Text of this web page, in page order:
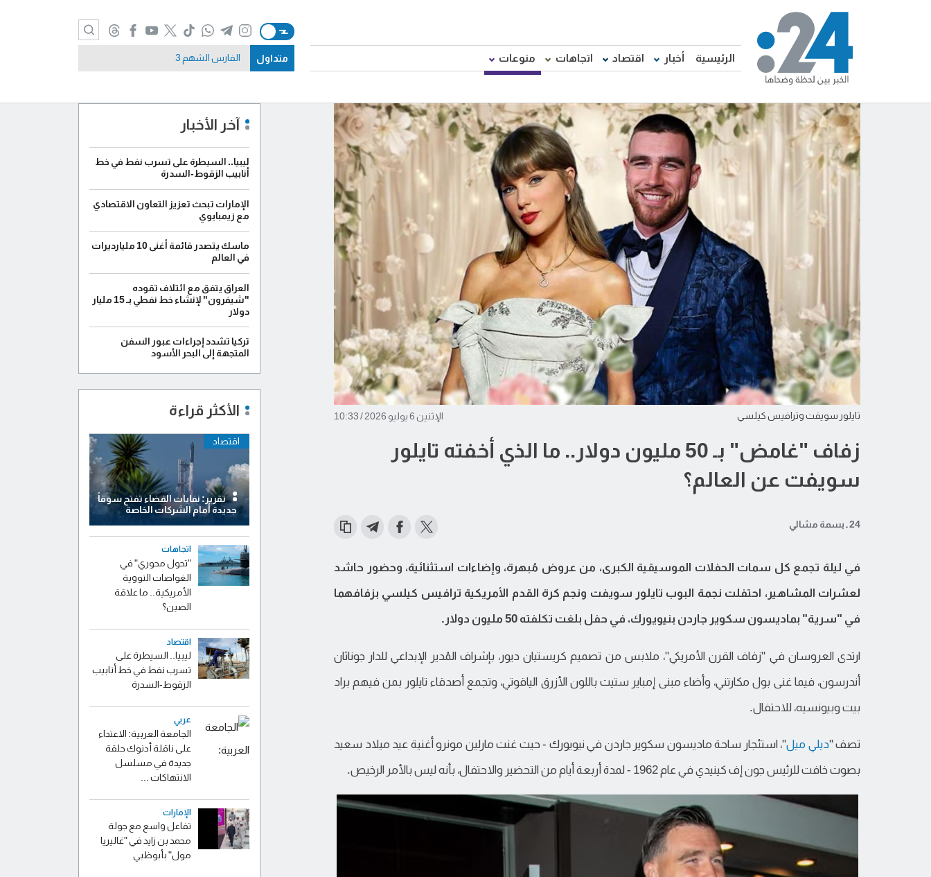
الرئيسية أخبار اقتصاد اتجاهات منوعات متداول الفارس الشهم 3
تايلور سويفت وترافيس كيلسي الإثنين 6 يوليو 2026 / 10:33
زفاف "غامض" بـ 50 مليون دولار.. ما الذي أخفته تايلور
سويفت عن العالم؟
24 ـ بسمة مشالي
في ليلة تجمع كل سمات الحفلات الموسيقية الكبرى، من عروض مُبهرة، وإضاءات استثنائية، وحضور حاشد
لعشرات المشاهير، احتفلت نجمة البوب تايلور سويفت ونجم كرة القدم الأمريكية ترافيس كيلسي بزفافهما
في "سرية" بماديسون سكوير جاردن بنيويورك، في حفل بلغت تكلفته 50 مليون دولار.
ارتدى العروسان في "زفاف القرن الأمريكي"، ملابس من تصميم كريستيان ديور، بإشراف المُدير الإبداعي للدار جوناثان
أندرسون، فيما غنى بول مكارتني، وأضاء مبنى إمباير ستيت باللون الأزرق الياقوتي، وتجمع أصدقاء تايلور بمن فيهم براد
بيت وبيونسيه، للاحتفال.
تصف "ديلي ميل"، استئجار ساحة ماديسون سكوير جاردن في نيويورك - حيث غنت مارلين مونرو أغنية عيد ميلاد سعيد
بصوت خافت للرئيس جون إف كينيدي في عام 1962 - لمدة أربعة أيام من التحضير والاحتفال، بأنه ليس بالأمر الرخيص.
آخر الأخبار
ليبيا.. السيطرة على تسرب نفط في خط
أنابيب الزقوط-السدرة
الإمارات تبحث تعزيز التعاون الاقتصادي
مع زيمبابوي
ماسك يتصدر قائمة أغنى 10 مليارديرات
في العالم
العراق يتفق مع ائتلاف تقوده
"شيفرون" لإنشاء خط نفطي بـ 15 مليار
دولار
تركيا تشدد إجراءات عبور السفن
المتجهة إلى البحر الأسود
الأكثر قراءة
اقتصاد
تقرير: نفايات الفضاء تفتح سوقاً
جديدة أمام الشركات الخاصة
اتجاهات
"تحول محوري" في
الغواصات النووية
الأمريكية.. ما علاقة
الصين؟
اقتصاد
ليبيا.. السيطرة على
تسرب نفط في خط أنابيب
الزقوط-السدرة
عربي
الجامعة العربية: الاعتداء
على ناقلة أدنوك حلقة
جديدة في مسلسل
الانتهاكات ...
الإمارات
تفاعل واسع مع جولة
محمد بن زايد في "غاليريا
مول" بأبوظبي